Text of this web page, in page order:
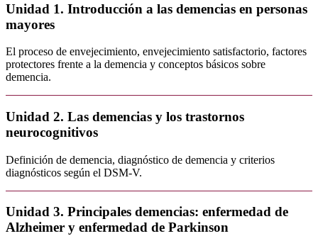
Unidad 1. Introducción a las demencias en personas
mayores
El proceso de envejecimiento, envejecimiento satisfactorio, factores
protectores frente a la demencia y conceptos básicos sobre
demencia.
Unidad 2. Las demencias y los trastornos
neurocognitivos
Definición de demencia, diagnóstico de demencia y criterios
diagnósticos según el DSM-V.
Unidad 3. Principales demencias: enfermedad de
Alzheimer y enfermedad de Parkinson